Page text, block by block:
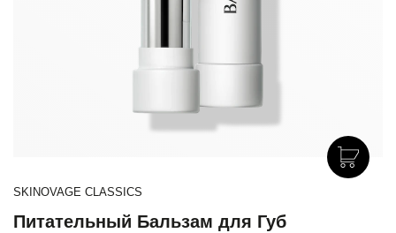
SKINOVAGE CLASSICS
Питательный Бальзам для Губ